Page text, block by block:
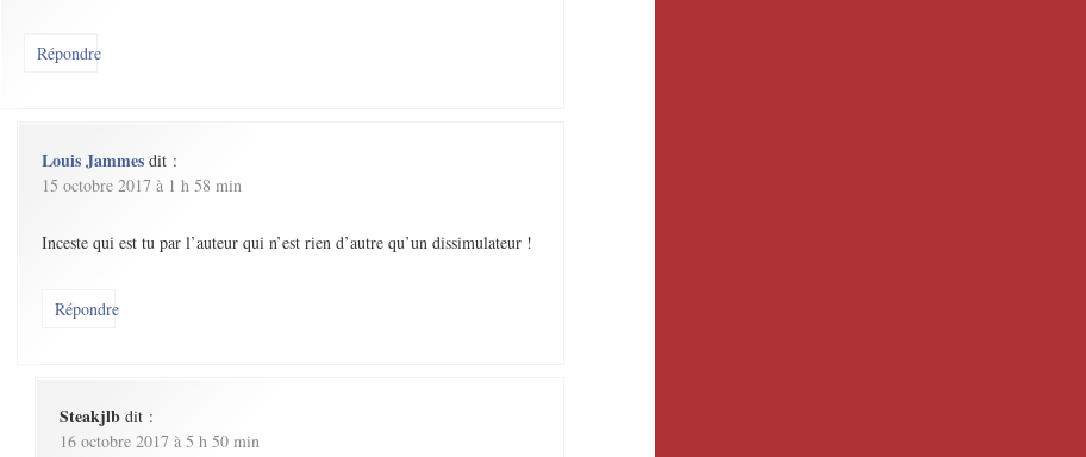
Répondre
Louis Jammes dit :
15 octobre 2017 à 1 h 58 min
Inceste qui est tu par l’auteur qui n’est rien d’autre qu’un dissimulateur !
Répondre
Steakjlb dit :
16 octobre 2017 à 5 h 50 min